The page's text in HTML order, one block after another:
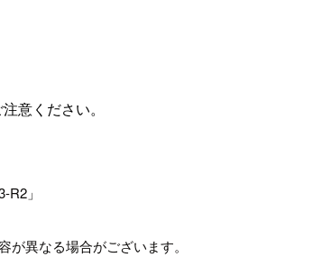
意ください。
」
異なる場合がございます。